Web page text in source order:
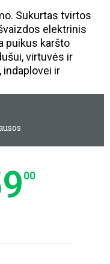
Sukurtas tvirtos
elektrinis
puikus karšto
virtuvės ir
ir
00